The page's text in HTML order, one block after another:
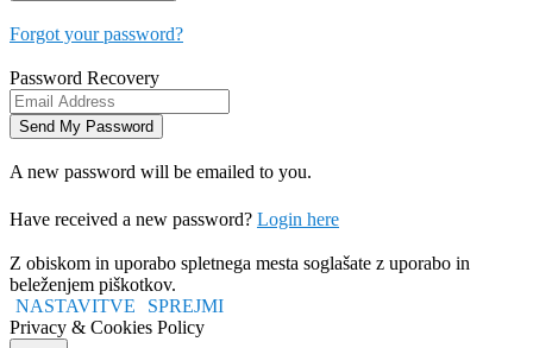
Forgot your password?
Password Recovery
A new password will be emailed to you.
Have received a new password? Login here
Z obiskom in uporabo spletnega mesta soglašate z uporabo in
beleženjem piškotkov.
NASTAVITVE
SPREJMI
Privacy & Cookies Policy